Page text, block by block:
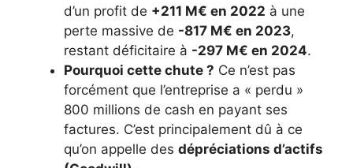
d’un profit de +211 M€ en 2022 à une
perte massive de -817 M€ en 2023,
restant déficitaire à -297 M€ en 2024.
Pourquoi cette chute ? Ce n’est pas
forcément que l’entreprise a « perdu »
800 millions de cash en payant ses
factures. C’est principalement dû à ce
qu’on appelle des dépréciations d’actifs